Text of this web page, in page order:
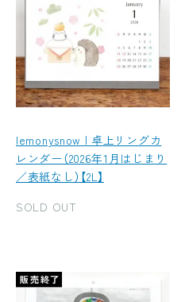
lemonysnow | 卓上リングカ
レンダー（2026年1月はじまり
／表紙なし）【2L】
SOLD OUT